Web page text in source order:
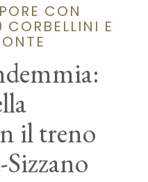
CON
E
il treno